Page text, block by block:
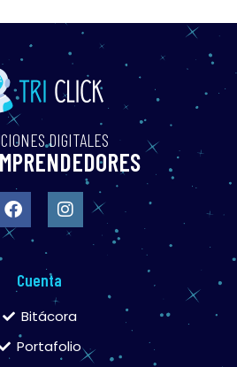
DIGITALES
Cuenta
Bitácora
Portafolio